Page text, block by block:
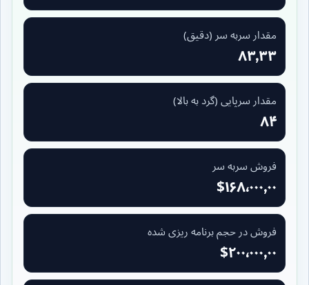
مقدار سربه سر (دقیق)
۸۳٫۳۳
مقدار سرپایی (گرد به بالا)
۸۴
فروش سربه سر
$۱۶۸٬۰۰۰٫۰۰
فروش در حجم برنامه ریزی شده
$۲۰۰٬۰۰۰٫۰۰